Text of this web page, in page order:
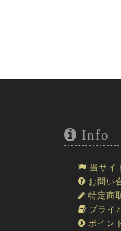
Info
当サイ
お問い
特定商
プライ
ポイン